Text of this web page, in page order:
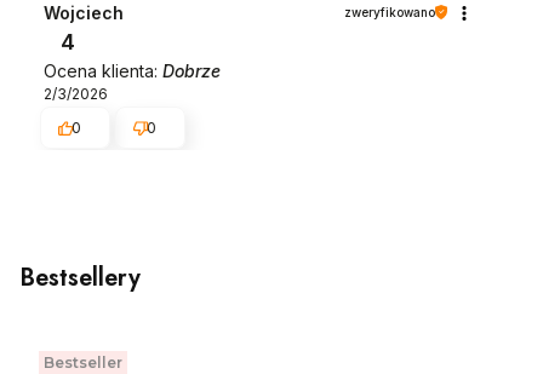
Wojciech zweryfikowano
4
Ocena klienta: Dobrze
2/3/2026
0
0
Bestsellery
Bestseller